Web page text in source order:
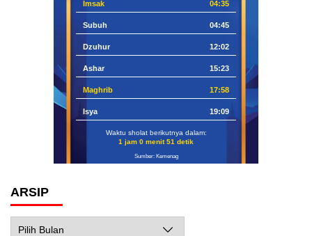
Imsak 04:35
Subuh 04:45
Dzuhur 12:02
Ashar 15:23
Maghrib 17:58
Isya 19:09
Waktu sholat berikutnya dalam:
1 jam 0 menit 50 detik
Sumber: Kemenag
ARSIP